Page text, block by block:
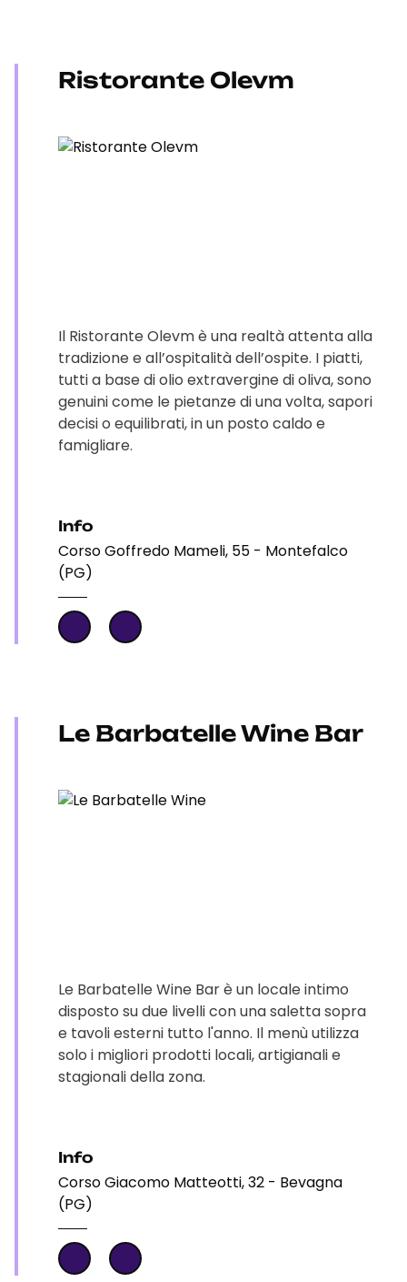
Ristorante Olevm
Il Ristorante Olevm è una realtà attenta alla
tradizione e all’ospitalità dell’ospite. I piatti,
tutti a base di olio extravergine di oliva, sono
genuini come le pietanze di una volta, sapori
decisi o equilibrati, in un posto caldo e
famigliare.
Info
Corso Goffredo Mameli, 55 - Montefalco
(PG)
Le Barbatelle Wine Bar
Le Barbatelle Wine Bar è un locale intimo
disposto su due livelli con una saletta sopra
e tavoli esterni tutto l'anno. Il menù utilizza
solo i migliori prodotti locali, artigianali e
stagionali della zona.
Info
Corso Giacomo Matteotti, 32 - Bevagna
(PG)